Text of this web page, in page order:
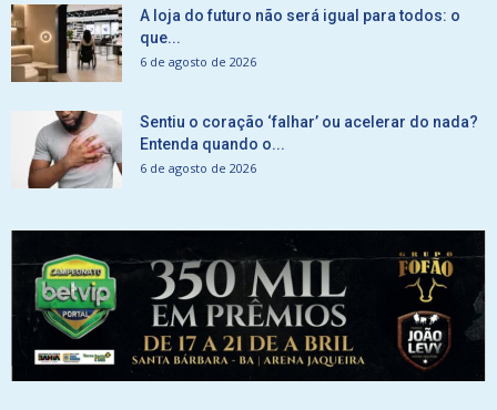
A loja do futuro não será igual para todos: o
que...
6 de agosto de 2026
Sentiu o coração ‘falhar’ ou acelerar do nada?
Entenda quando o...
6 de agosto de 2026